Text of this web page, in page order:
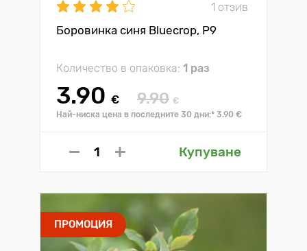
1 отзив
Боровинка синя Bluecrop, P9
Количество в опаковка: 1 раз
3.90 € 9.90 €
Най-ниска цена в последните 30 дни:* 3.90 €
Купуване
ПРОМОЦИЯ